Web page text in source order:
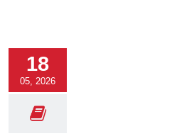
18
05, 2026